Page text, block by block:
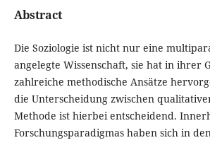
Abstract
Die Soziologie ist nicht nur eine
angelegte Wissenschaft, sie hat in ihrer
zahlreiche methodische Ansätze
die Unterscheidung zwischen
Methode ist hierbei entscheidend.
Forschungsparadigmas haben sich in